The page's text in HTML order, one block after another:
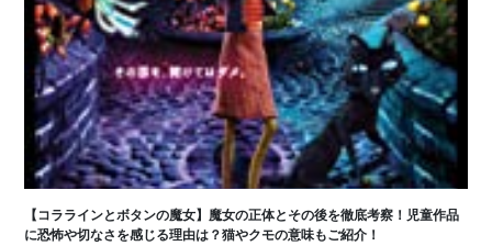
【コララインとボタンの魔女】魔女の正体とその後を徹底考察！児童作品
に恐怖や切なさを感じる理由は？猫やクモの意味もご紹介！